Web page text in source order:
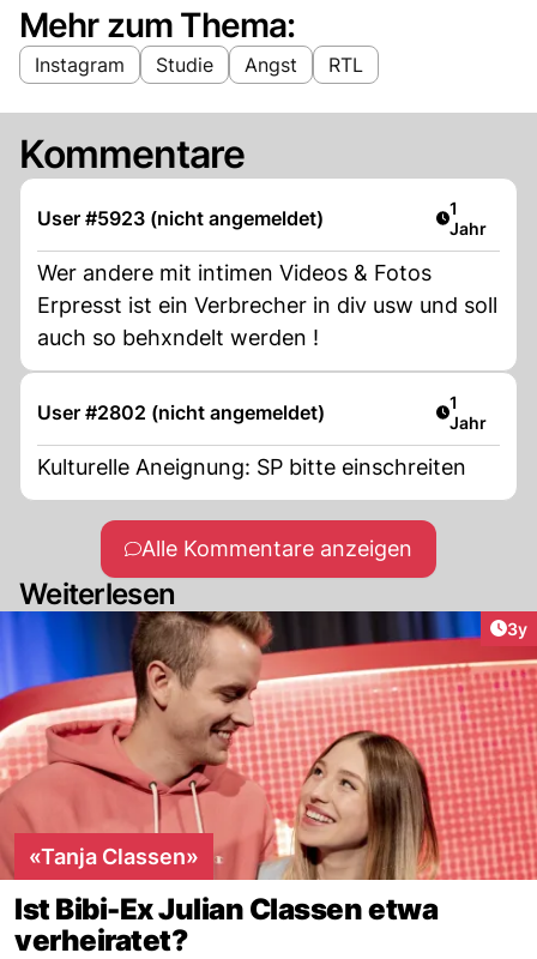
Mehr zum Thema:
Instagram Studie Angst RTL
Kommentare
User #5923 (nicht angemeldet) Artikel
1
Jahr
Wer andere mit intimen Videos & Fotos
Erpresst ist ein Verbrecher in div usw und soll
auch so behxndelt werden !
User #2802 (nicht angemeldet) Artikel
1
Jahr
Kulturelle Aneignung: SP bitte einschreiten
Alle Kommentare anzeigen
Weiterlesen
3y
«Tanja Classen»
Ist Bibi-Ex Julian Classen etwa
verheiratet?